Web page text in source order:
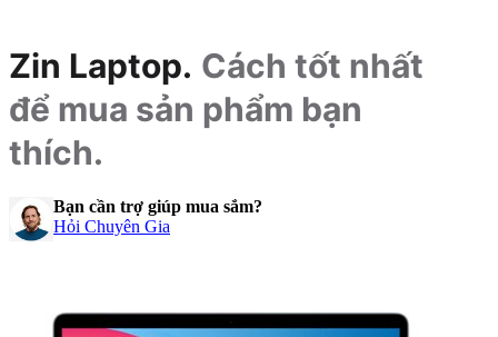
Zin Laptop. Cách tốt nhất
để mua sản phẩm bạn
thích.
Bạn cần trợ giúp mua sắm?
Hỏi Chuyên Gia